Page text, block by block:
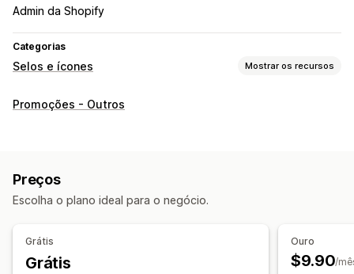
Admin da Shopify
Categorias
Selos e ícones Mostrar os recursos
Tipos de ícone
Personalização
Texto personalizado
Dicas de ferramentas
Promoções - Outros
Preços
Escolha o plano ideal para o negócio.
Grátis
Grátis
Ouro
$9.90/